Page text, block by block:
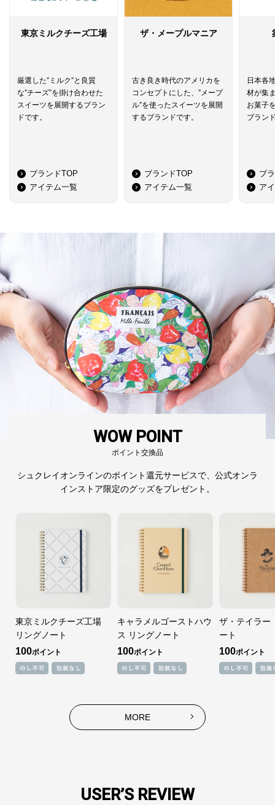
東京ミルクチーズ工場
厳選した”ミルク”と良質
な”チーズ”を掛け合わせた
スイーツを展開するブラン
ドです。
ブランドTOP
アイテム一覧
ザ・メープルマニア
古き良き時代のアメリカを
コンセプトにした、”メープ
ル”を使ったスイーツを展開
するブランドです。
ブランドTOP
アイテム一覧
日本各
材が集
お菓子
ブラン
ブ
ア
WOW POINT
ポイント交換品
シュクレイオンラインのポイント還元サービスで、公式オンラ
インストア限定のグッズをプレゼント。
東京ミルクチーズ工場
リングノート
100ポイント
キャラメルゴーストハウ
ス リングノート
100ポイント
ザ・テイラー
ート
100ポイント
MORE
USER’S REVIEW